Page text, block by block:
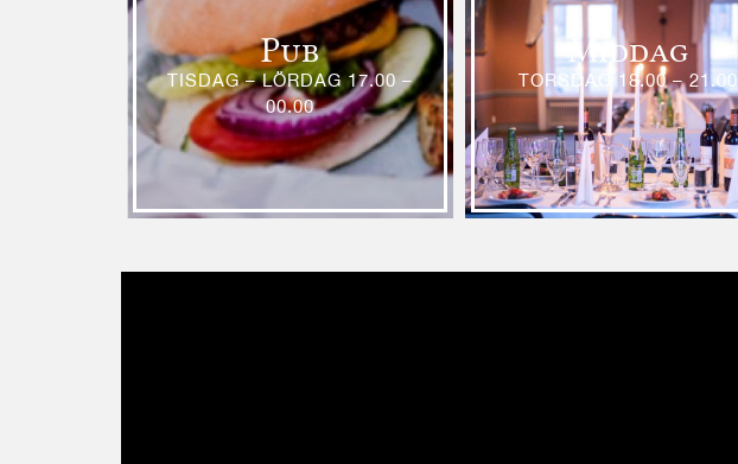
Pub
TISDAG – LÖRDAG 17.00 –
00.00
Middag
TORSDAG 18.00 – 21.00